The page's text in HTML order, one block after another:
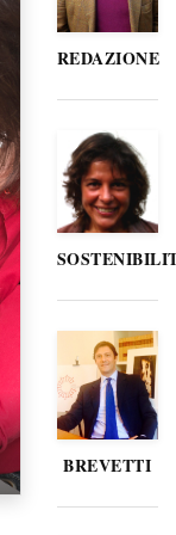
REDAZIONE
BREVETTI